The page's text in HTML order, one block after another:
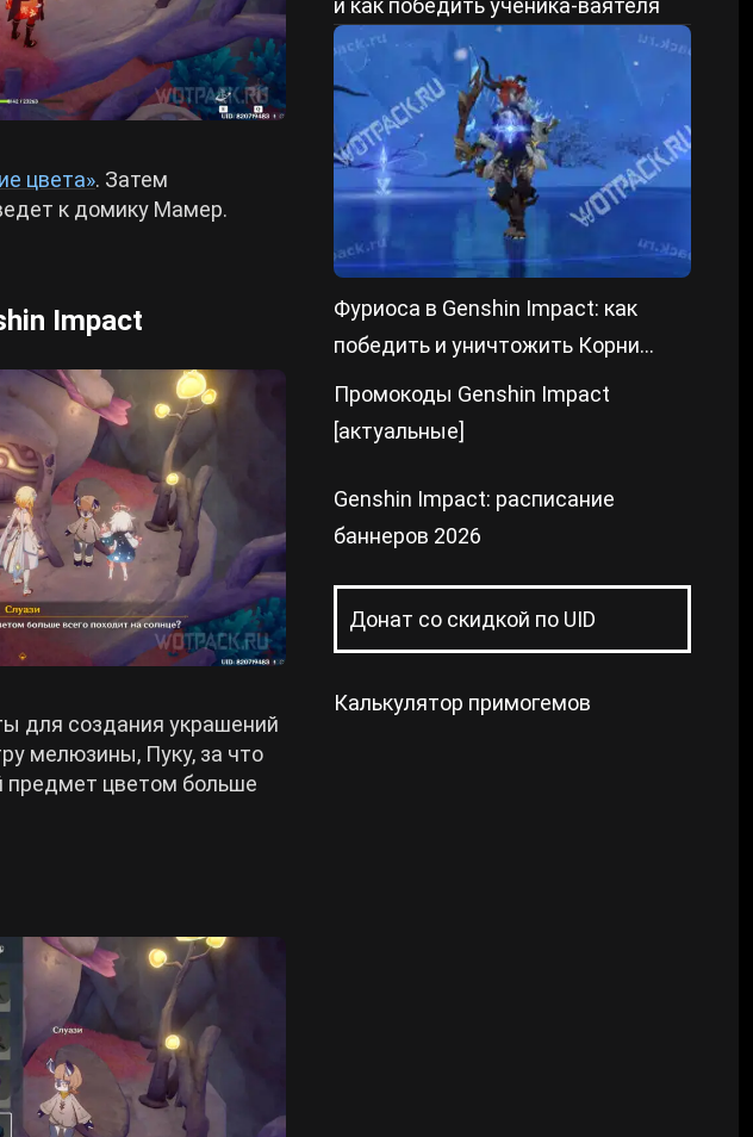
цвета». Затем
к домику Мамер.
Impact
для создания украшений
мелюзины, Пуку, за что
предмет цветом больше
и как победить ученика-ваятеля
Фуриоса в Genshin Impact: как
победить и уничтожить Корни
преграды
Промокоды Genshin Impact
[актуальные]
Genshin Impact: расписание
баннеров 2026
Донат со скидкой по UID
Калькулятор примогемов